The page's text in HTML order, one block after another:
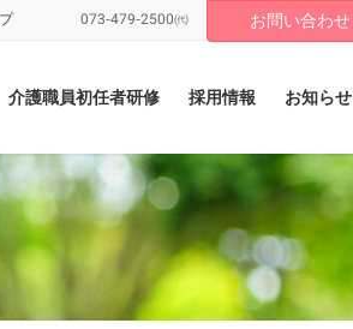
073-479-2500㈹ お問い合わせ
介護職員初任者研修 採用情報 お知らせ